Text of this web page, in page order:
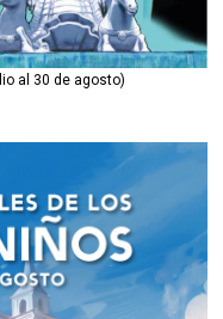
al 30 de agosto)